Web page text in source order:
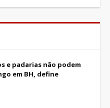
e padarias não podem
em BH, define